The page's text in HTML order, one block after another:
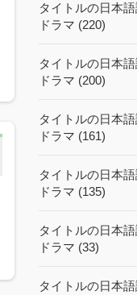
タイトルの日本
ドラマ (220)
タイトルの日本
ドラマ (200)
タイトルの日本
ドラマ (161)
タイトルの日本
ドラマ (135)
タイトルの日本
ドラマ (33)
タイトルの日本